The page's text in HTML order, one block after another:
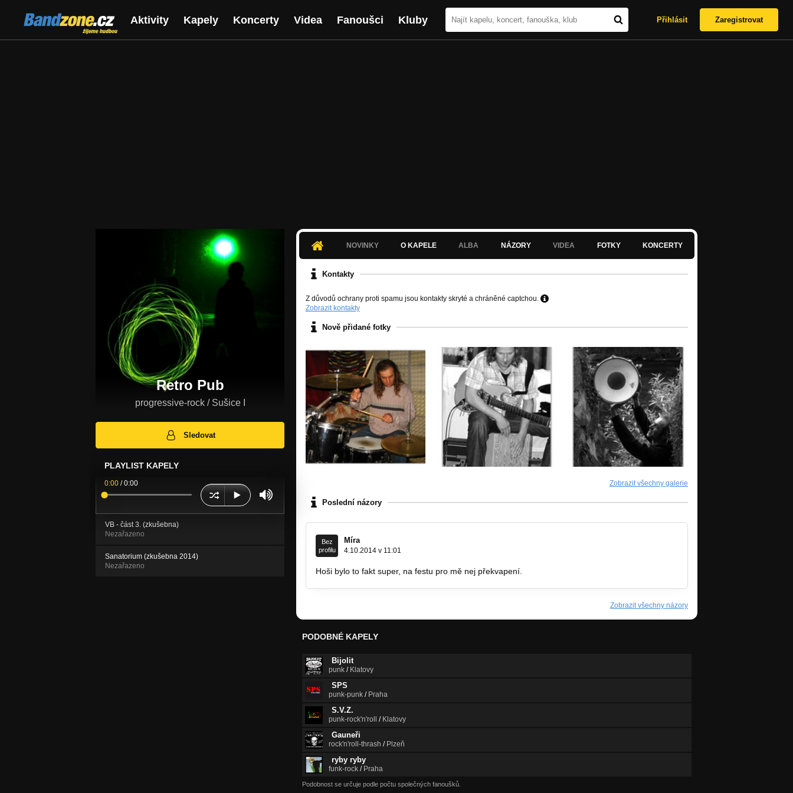
Bandzone.cz
žijeme hudbou
Aktivity Kapely Koncerty Videa Fanoušci Kluby Přihlásit Zaregistrovat
Retro Pub
progressive-rock / Sušice I
Sledovat
PLAYLIST KAPELY
0:00 /0:00
VB - část 3. (zkušebna)
Nezařazeno
Sanatorium (zkušebna 2014)
Nezařazeno
NOVINKY O KAPELE ALBA NÁZORY VIDEA FOTKY KONCERTY
Kontakty
Z důvodů ochrany proti spamu jsou kontakty skryté a chráněné captchou.
Zobrazit kontakty
Nově přidané fotky
Zobrazit všechny galerie
Poslední názory
Bez
profilu
Míra
4.10.2014 v 11:01
Hoši bylo to fakt super, na festu pro mě nej překvapení.
Zobrazit všechny názory
PODOBNÉ KAPELY
Bijolit
punk / Klatovy
SPS
punk-punk / Praha
S.V.Z.
punk-rock'n'roll / Klatovy
Gauneři
rock'n'roll-thrash / Plzeň
ryby ryby
funk-rock / Praha
Podobnost se určuje podle počtu společných fanoušků.